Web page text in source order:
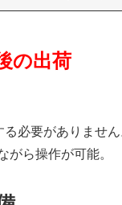
の出荷
必要がありません
がら操作が可能。